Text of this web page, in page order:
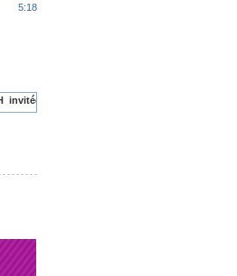
5:18
PUBLICATIONS RÉCENTES: livres, articles,